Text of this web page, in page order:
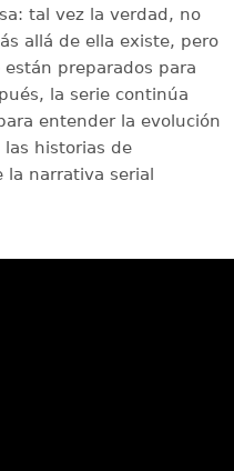
tal vez la verdad, no
allá de ella existe, pero
preparados para
la serie continúa
entender la evolución
historias de
la narrativa serial